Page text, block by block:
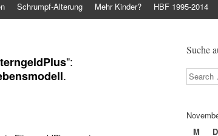
Schrumpf-Alterung Mehr Kinder? HBF 1995-2014
":
.
Suche
Search
M
D